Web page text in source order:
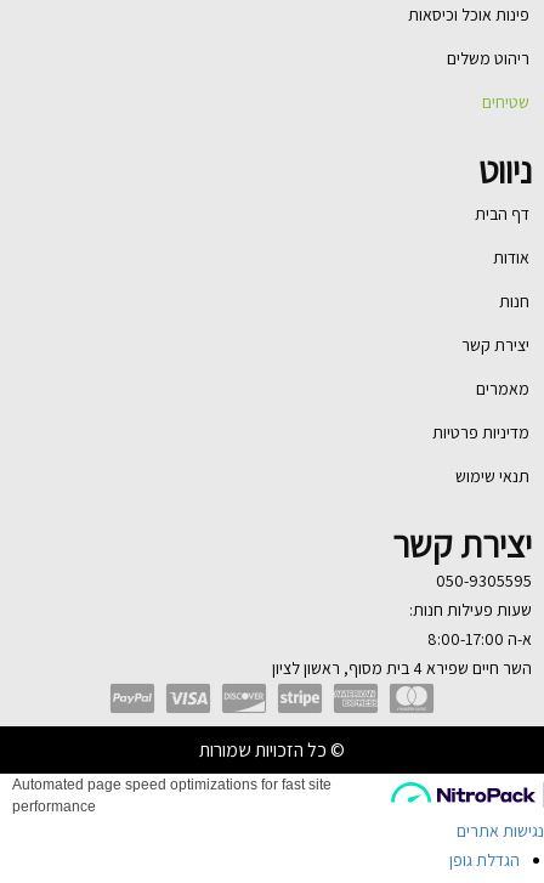
פינות אוכל וכיסאות
ריהוט משלים
שטיחים
ניווט
דף הבית
אודות
חנות
יצירת קשר
מאמרים
מדיניות פרטיות
תנאי שימוש
יצירת קשר
050-9305595
שעות פעילות חנות:
א-ה 8:00-17:00
השר חיים שפירא 4 בית מסוף, ראשון לציון
© כל הזכויות שמורות
אתרים
הגדלת גופן